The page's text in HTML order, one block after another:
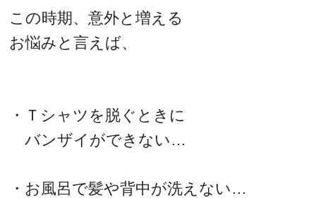
この時期、意外と増える
お悩みと言えば、
・Ｔシャツを脱ぐときに
バンザイができない…
・お風呂で髪や背中が洗えない…